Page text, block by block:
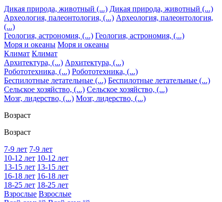
Дикая природа, животный (...) Дикая природа, животный (...)
Археология, палеонтология, (...) Археология, палеонтология,
(...)
Геология, астрономия, (...) Геология, астрономия, (...)
Моря и океаны Моря и океаны
Климат Климат
Архитектура, (...) Архитектура, (...)
Робототехника, (...) Робототехника, (...)
Беспилотные летательные (...) Беспилотные летательные (...)
Сельское хозяйство, (...) Сельское хозяйство, (...)
Мозг, лидерство, (...) Мозг, лидерство, (...)
Возраст
Возраст
7-9 лет 7-9 лет
10-12 лет 10-12 лет
13-15 лет 13-15 лет
16-18 лет 16-18 лет
18-25 лет 18-25 лет
Взрослые Взрослые